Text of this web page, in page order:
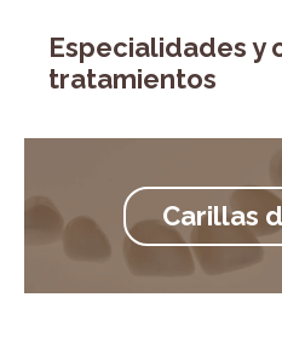
Especialidades y
tratamientos
Carillas